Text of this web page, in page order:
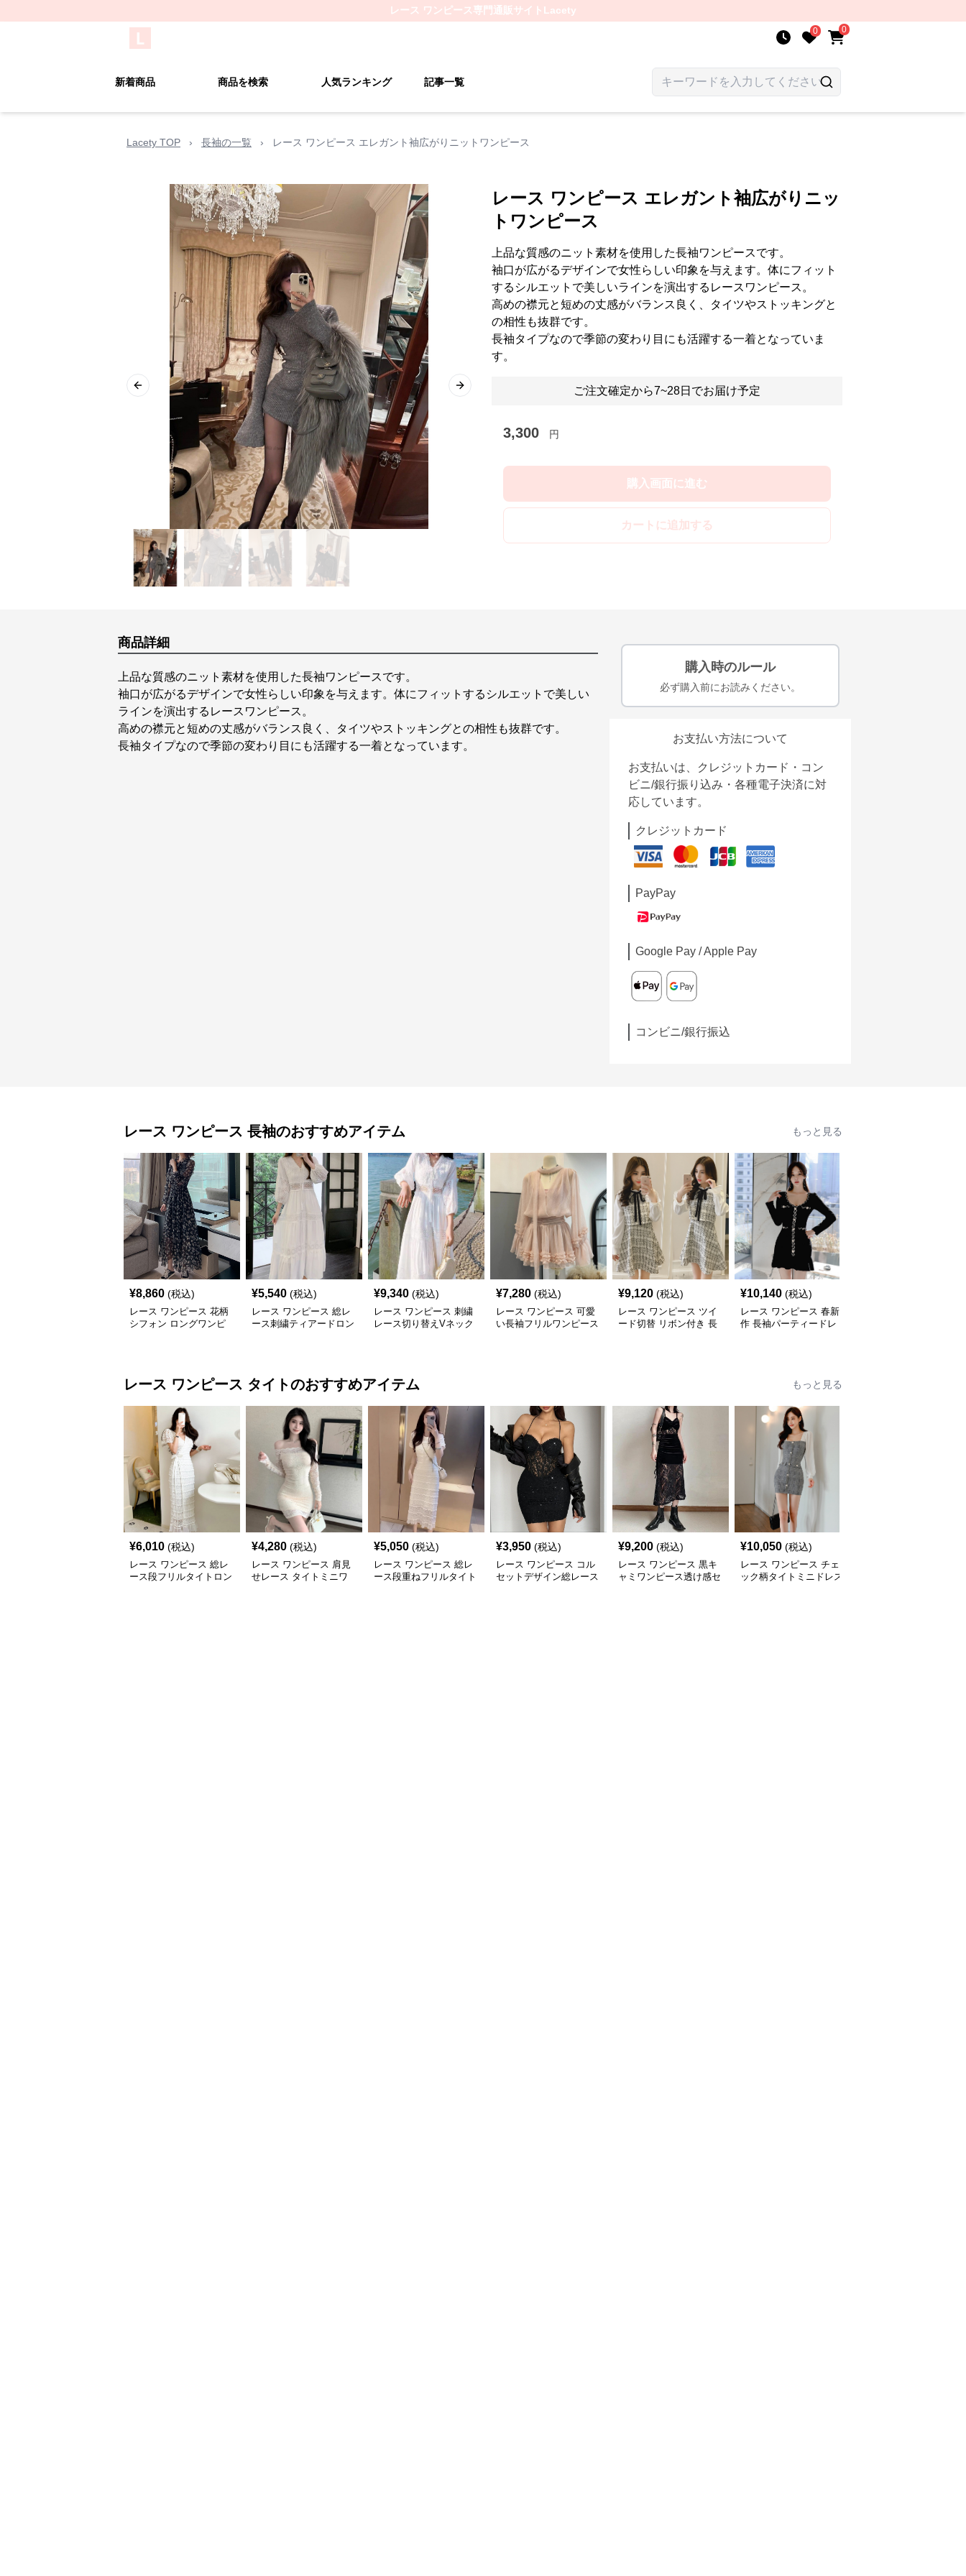
レース ワンピース専門通販サイト Lacety
0 0
新着商品 商品を検索 人気ランキング 記事一覧
Lacety TOP › 長袖の一覧 › レース ワンピース エレガント袖広がりニットワンピース
Previous slide Next slide
レース ワンピース エレガント袖広がりニッ
トワンピース
上品な質感のニット素材を使用した長袖ワンピースです。
袖口が広がるデザインで女性らしい印象を与えます。体にフィット
するシルエットで美しいラインを演出するレースワンピース。
高めの襟元と短めの丈感がバランス良く、タイツやストッキングと
の相性も抜群です。
長袖タイプなので季節の変わり目にも活躍する一着となっていま
す。
ご注文確定から7~28日でお届け予定
3,300 円
購入画面に進む
カートに追加する
商品詳細
上品な質感のニット素材を使用した長袖ワンピースです。
袖口が広がるデザインで女性らしい印象を与えます。体にフィットするシルエットで美しい
ラインを演出するレースワンピース。
高めの襟元と短めの丈感がバランス良く、タイツやストッキングとの相性も抜群です。
長袖タイプなので季節の変わり目にも活躍する一着となっています。
購入時のルール
必ず購入前にお読みください。
お支払い方法について
お支払いは、クレジットカード・コン
ビニ/銀行振り込み・各種電子決済に対
応しています。
クレジットカード
PayPay
Google Pay / Apple Pay
コンビニ/銀行振込
レース ワンピース 長袖のおすすめアイテム もっと見る
¥8,860 (税込)
レース ワンピース 花柄
シフォン ロングワンピ
¥5,540 (税込)
レース ワンピース 総レ
ース刺繍ティアードロン
¥9,340 (税込)
レース ワンピース 刺繍
レース切り替えVネック
¥7,280 (税込)
レース ワンピース 可愛
い長袖フリルワンピース
¥9,120 (税込)
レース ワンピース ツイ
ード切替 リボン付き 長
¥10,140 (税込)
レース ワンピース 春新
作 長袖パーティードレ
レース ワンピース タイトのおすすめアイテム もっと見る
¥6,010 (税込)
レース ワンピース 総レ
ース段フリルタイトロン
¥4,280 (税込)
レース ワンピース 肩見
せレース タイトミニワ
¥5,050 (税込)
レース ワンピース 総レ
ース段重ねフリルタイト
¥3,950 (税込)
レース ワンピース コル
セットデザイン総レース
¥9,200 (税込)
レース ワンピース 黒キ
ャミワンピース透け感セ
¥10,050 (税込)
レース ワンピース チェ
ック柄タイトミニドレス